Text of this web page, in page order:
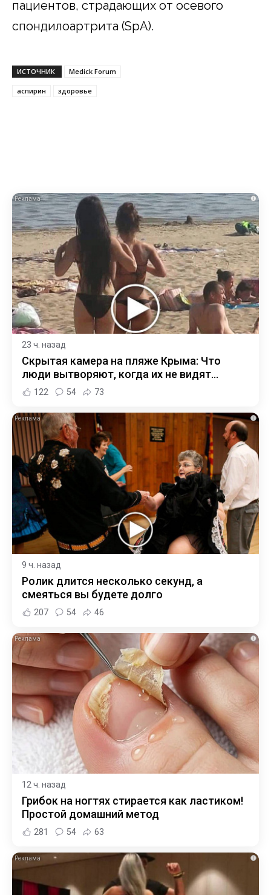
пациентов, страдающих от осевого
спондилоартрита (SpA).
ИСТОЧНИК Medick Forum
аспирин здоровье
i
23 ч. назад
Скрытая камера на пляже Крыма: Что
люди вытворяют, когда их не видят...
122 54 73
i
9 ч. назад
Ролик длится несколько секунд, а
смеяться вы будете долго
207 54 46
i
12 ч. назад
Грибок на ногтях стирается как ластиком!
Простой домашний метод
281 54 63
i